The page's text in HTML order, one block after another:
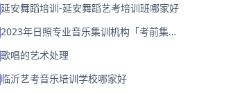
延安舞蹈培训-延安舞蹈艺考培训班哪家好
2023年日照专业音乐集训机构「考前集训
歌唱的艺术处理
临沂艺考音乐培训学校哪家好